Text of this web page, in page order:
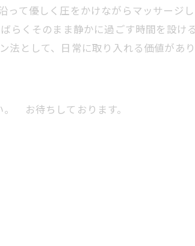
て優しく圧をかけながらマッサージ
らくそのまま静かに過ごす時間を設け
として、日常に取り入れる価値があ
。 お待ちしております。